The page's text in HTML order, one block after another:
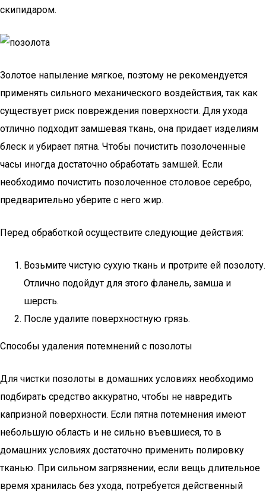
скипидаром.
Золотое напыление мягкое, поэтому не рекомендуется
применять сильного механического воздействия, так как
существует риск повреждения поверхности. Для ухода
отлично подходит замшевая ткань, она придает изделиям
блеск и убирает пятна. Чтобы почистить позолоченные
часы иногда достаточно обработать замшей. Если
необходимо почистить позолоченное столовое серебро,
предварительно уберите с него жир.
Перед обработкой осуществите следующие действия:
Возьмите чистую сухую ткань и протрите ей позолоту.
Отлично подойдут для этого фланель, замша и
шерсть.
После удалите поверхностную грязь.
Способы удаления потемнений с позолоты
Для чистки позолоты в домашних условиях необходимо
подбирать средство аккуратно, чтобы не навредить
капризной поверхности. Если пятна потемнения имеют
небольшую область и не сильно въевшиеся, то в
домашних условиях достаточно применить полировку
тканью. При сильном загрязнении, если вещь длительное
время хранилась без ухода, потребуется действенный